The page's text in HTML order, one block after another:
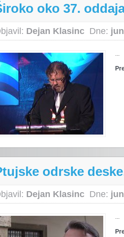
oko 37.
Dejan Klasinc Dne:
odrske
Dejan Klasinc Dne: